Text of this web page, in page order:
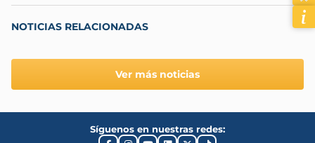
NOTICIAS RELACIONADAS
Ver más noticias
Síguenos en nuestras redes: